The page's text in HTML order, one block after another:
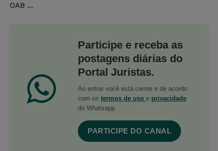
OAB …
Participe e receba as
postagens diárias do
Portal Juristas.
Ao entrar você está ciente e de acordo
com os termos de uso e privacidade
do Whatsapp.
PARTICIPE DO CANAL